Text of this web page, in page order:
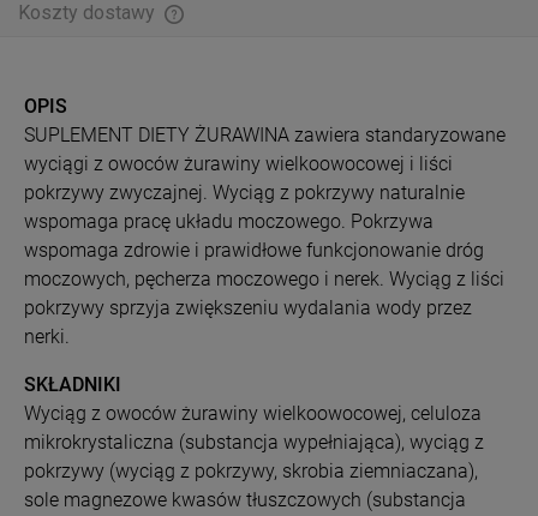
Koszty dostawy
OPIS
SUPLEMENT DIETY ŻURAWINA zawiera standaryzowane
wyciągi z owoców żurawiny wielkoowocowej i liści
pokrzywy zwyczajnej. Wyciąg z pokrzywy naturalnie
wspomaga pracę układu moczowego. Pokrzywa
wspomaga zdrowie i prawidłowe funkcjonowanie dróg
moczowych, pęcherza moczowego i nerek. Wyciąg z liści
pokrzywy sprzyja zwiększeniu wydalania wody przez
nerki.
SKŁADNIKI
Wyciąg z owoców żurawiny wielkoowocowej, celuloza
mikrokrystaliczna (substancja wypełniająca), wyciąg z
pokrzywy (wyciąg z pokrzywy, skrobia ziemniaczana),
sole magnezowe kwasów tłuszczowych (substancja